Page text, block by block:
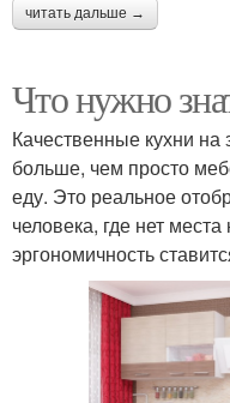
читать дальше →
Что нужно
Качественные кухни на
больше, чем просто
еду. Это реальное
человека, где нет
эргономичность